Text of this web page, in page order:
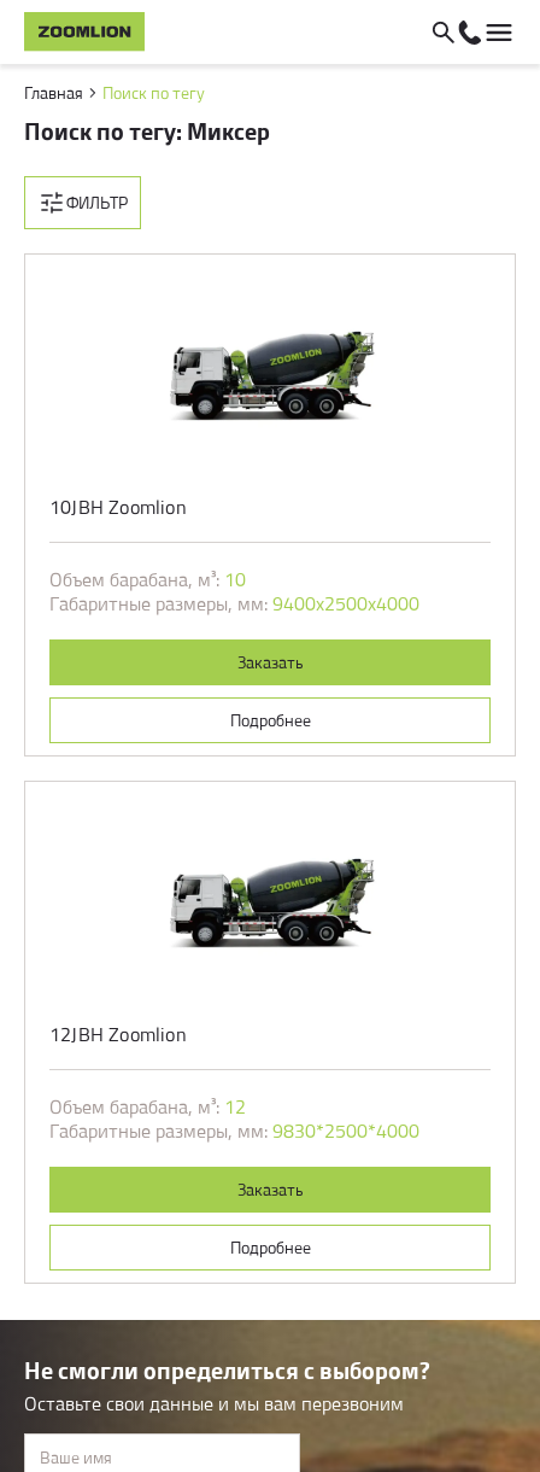
Главная Поиск по тегу
Поиск по тегу: Миксер
ФИЛЬТР
10JBH Zoomlion
Объем барабана, м³: 10
Габаритные размеры, мм:9400х2500х4000
Заказать
Подробнее
12JBH Zoomlion
Объем барабана, м³: 12
Габаритные размеры, мм:9830*2500*4000
Заказать
Подробнее
Не смогли определиться с выбором?
Оставьте свои данные и мы вам перезвоним
Ваше имя